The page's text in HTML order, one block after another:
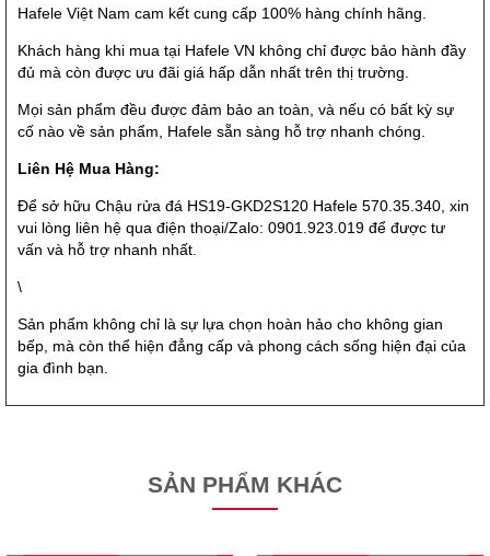
Hafele Việt Nam cam kết cung cấp 100% hàng chính hãng.
Khách hàng khi mua tại Hafele VN không chỉ được bảo hành đầy
đủ mà còn được ưu đãi giá hấp dẫn nhất trên thị trường.
Mọi sản phẩm đều được đảm bảo an toàn, và nếu có bất kỳ sự
cố nào về sản phẩm, Hafele sẵn sàng hỗ trợ nhanh chóng.
Liên Hệ Mua Hàng:
Để sở hữu Chậu rửa đá HS19-GKD2S120 Hafele 570.35.340, xin
vui lòng liên hệ qua điện thoại/Zalo: 0901.923.019 để được tư
vấn và hỗ trợ nhanh nhất.
\
Sản phẩm không chỉ là sự lựa chọn hoàn hảo cho không gian
bếp, mà còn thể hiện đẳng cấp và phong cách sống hiện đại của
gia đình bạn.
SẢN PHẨM KHÁC